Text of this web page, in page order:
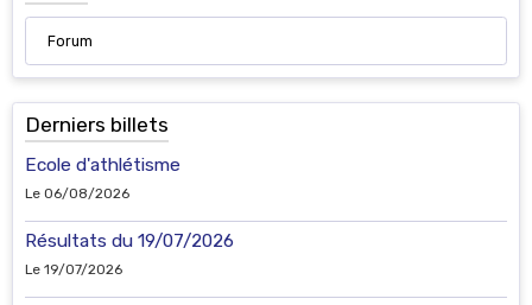
Forum
Derniers billets
Ecole d'athlétisme
Le 06/08/2026
Résultats du 19/07/2026
Le 19/07/2026